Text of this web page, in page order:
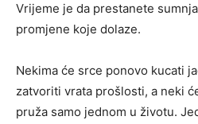
Vrijeme je da prestanete
promjene koje dolaze.
Nekima će srce ponovo kucati
zatvoriti vrata prošlosti, a neki
pruža samo jednom u životu.